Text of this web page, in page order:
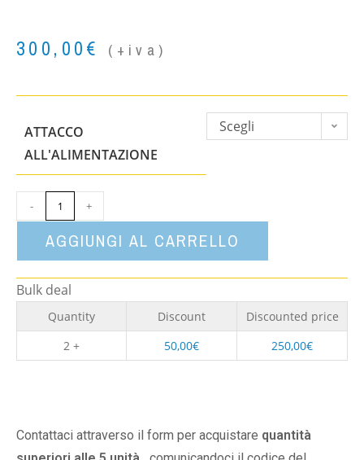
300,00€ (+iva)
ATTACCO
ALL'ALIMENTAZIONE
Scegli
- +
AGGIUNGI AL CARRELLO
Bulk deal
Quantity Discount
Discounted price
2 +
50,00€ 250,00€
Contattaci attraverso il form per acquistare quantità